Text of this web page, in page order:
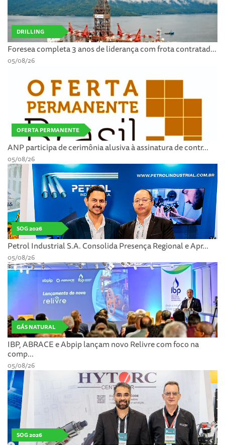
DRILLING
Foresea completa 3 anos de liderança com frota contratad...
05/08/26
OFERTA PERMANENTE
ANP participa de cerimônia alusiva à assinatura de contr...
05/08/26
SOG 2026
Petrol Industrial S.A. Consolida Presença Regional e Apr...
05/08/26
GÁS NATURAL
IBP, ABRACE e Abpip lançam novo Relivre com foco na
comp...
05/08/26
SOG 2026